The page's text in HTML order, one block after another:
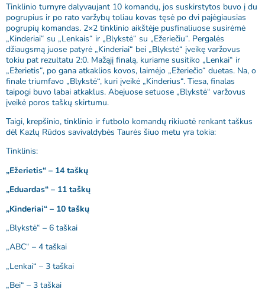
Tinklinio turnyre dalyvaujant 10 komandų, jos suskirstytos buvo į du
pogrupius ir po rato varžybų toliau kovas tęsė po dvi pajėgiausias
pogrupių komandas. 2×2 tinklinio aikštėje pusfinaliuose susirėmė
„Kinderiai“ su „Lenkais“ ir „Blykstė“ su „Ežeriečiu“. Pergalės
džiaugsmą juose patyrė „Kinderiai“ bei „Blykstė“ įveikę varžovus
tokiu pat rezultatu 2:0. Mažąjį finalą, kuriame susitiko „Lenkai“ ir
„Ežerietis“, po gana atkaklios kovos, laimėjo „Ežeriečio“ duetas. Na, o
finale triumfavo „Blykstė“, kuri įveikė „Kinderius“. Tiesa, finalas
taipogi buvo labai atkaklus. Abejuose setuose „Blykstė“ varžovus
įveikė poros taškų skirtumu.
Taigi, krepšinio, tinklinio ir futbolo komandų rikiuotė renkant taškus
dėl Kazlų Rūdos savivaldybės Taurės šiuo metu yra tokia:
Tinklinis:
„Ežerietis“ – 14 taškų
„Eduardas“ – 11 taškų
„Kinderiai“ – 10 taškų
„Blykstė“ – 6 taškai
„ABC“ – 4 taškai
„Lenkai“ – 3 taškai
„Bei“ – 3 taškai